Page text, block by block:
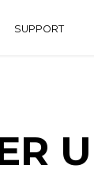
SUPPORT